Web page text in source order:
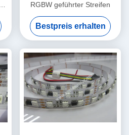
RGBW geführter Streifen
Bestpreis erhalten